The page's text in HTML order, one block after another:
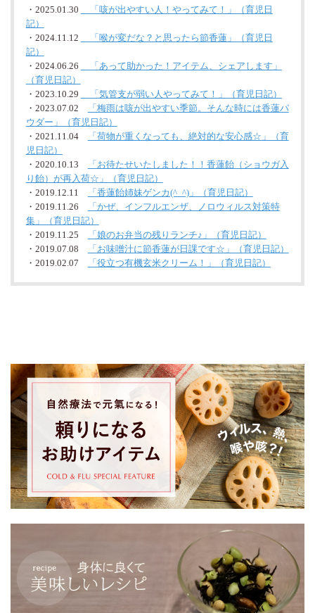
・2025.01.30
「咳が出やすい人！やってみて！」（育児日
記）
・2024.11.12
「喉が変だな？と思ったら節香蓮」（育児日
記）
・2024.06.26
「あって助かった！アイテム、シェアします」
（育児日記）
・2023.10.29
「気管支が弱い人やってみて！」（育児日記）
・2023.07.02
「梅雨は咳が出やすい季節。そんな時には香蓮パ
ウダー」（育児日記）
・2021.11.04
「荷物が重くなっても、絶対的な安心感☆」（育
児日記）
・2020.10.13
「お待たせいたしました！！香蓮飴（ショウガ入
り飴）が再入荷☆」（育児日記）
・2019.12.11
「香蓮飴姉妹ゲンカ(^_^)」（育児日記）
・2019.11.26
「かぜ、インフルエンザ、ノロウィルス対策特
集」（育児日記）
・2019.11.25
「娘のお弁当の残りランチ♪」（育児日記）
・2019.07.08
「お味噌汁に節香蓮が日課です☆」（育児日記）
・2019.02.07
「役立つ有機玄米クリーム！」（育児日記）